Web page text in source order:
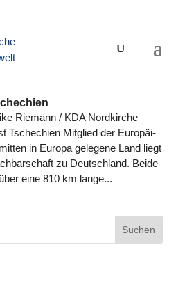
Riemann / KDA Nord­kir­che
Tsche­chien Mitglied der Euro­päi­
in Europa gelegene Land liegt
zu Deutsch­land. Beide
eine 810 km lange...